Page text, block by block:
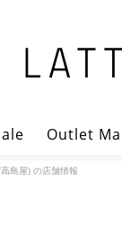
Outlet
島屋) の店舗情報